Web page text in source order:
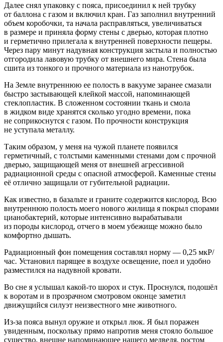
Далее снял упаковку с пояса, присоединил к ней трубку
от баллона с газом и включил кран. Газ заполнил внутренний
объем коробочки, та начала расправляться, увеличиваться
в размере и приняла форму стены с дверью, которая плотно
и герметично прилегала к внутренней поверхности пещеры.
Через пару минут надувная конструкция застыла и полностью
отгородила лавовую трубку от внешнего мира. Стена была
сшита из тонкого и прочного материала из нанотрубок.
На Земле внутреннюю ее полость в вакууме заранее смазали
быстро застывающей клейкой массой, напоминающей
стеклопластик. В сложенном состоянии ткань и смола
в жидком виде хранятся сколько угодно времени, пока
не соприкоснутся с газом. По прочности конструкция
не уступала металлу.
Таким образом, у меня на чужой планете появился
герметичный, с толстыми каменными стенами дом с прочной
дверью, защищающей меня от внешней агрессивной
радиационной среды с опасной атмосферой. Каменные стены
её отлично защищали от губительной радиации.
Как известно, в базальте и граните содержится кислород. Всю
внутреннюю полость моего нового жилища я покрыл спорами
цианобактерий, которые интенсивно вырабатывали
из породы кислород, отчего в моем убежище можно было
комфортно дышать.
Радиационный фон помещения составлял норму — 0,25 мкР/
час. Установил парящее в воздухе освещение, поел и удобно
разместился на надувной кровати.
Во сне я услышал какой-то шорох и стук. Проснулся, подошёл
к воротам и в прозрачном смотровом оконце заметил
движущийся силуэт неизвестного мне животного.
Из-за пояса вынул оружие и открыл люк. Я был поражен
увиденным, поскольку прямо напротив меня стояло большое
существо, внешне напоминающее нашего медведя, ростом